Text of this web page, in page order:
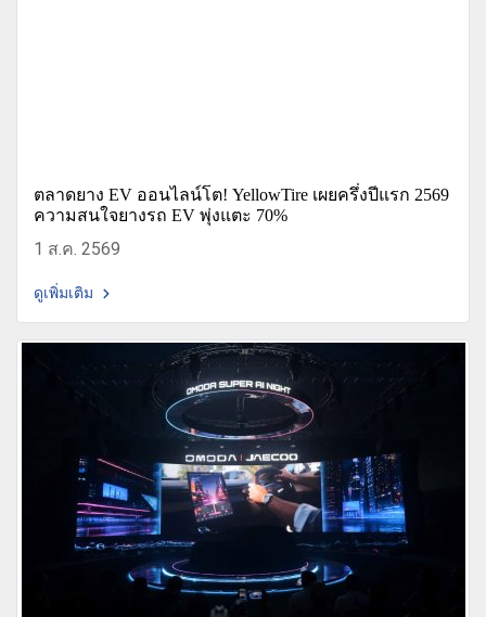
ตลาดยาง EV ออนไลน์โต! YellowTire เผยครึ่งปีแรก 2569
ความสนใจยางรถ EV พุ่งแตะ 70%
1 ส.ค. 2569
ดูเพิ่มเติม